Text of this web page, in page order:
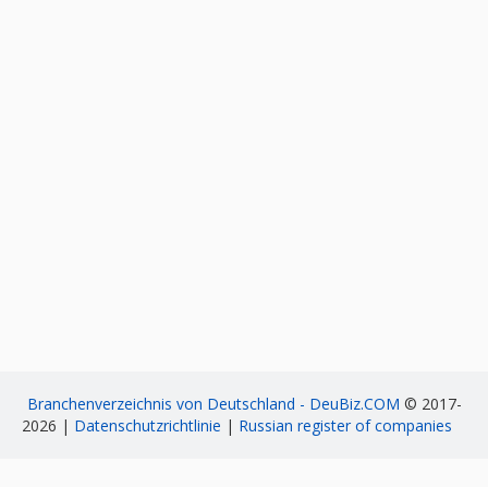
Branchenverzeichnis von Deutschland - DeuBiz.COM © 2017-
2026 | Datenschutzrichtlinie | Russian register of companies